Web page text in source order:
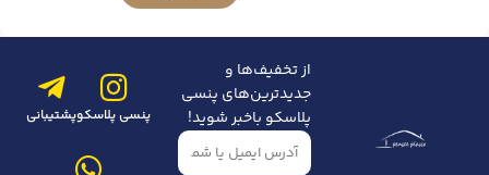
از تخفیف‌ها و
جدیدترین‌های پنسی
پلاسکو باخبر شوید!
پنسی پلاسکوپشتیبانی